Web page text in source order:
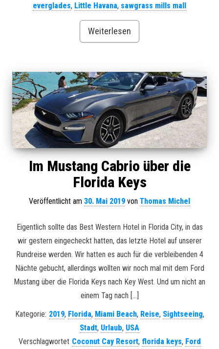
everglades, Little Havana, sawgrass mills mall
Weiterlesen
Im Mustang Cabrio über die
Florida Keys
Veröffentlicht am 30. Mai 2019 von Thomas Michel
Eigentlich sollte das Best Western Hotel in Florida City, in das
wir gestern eingecheckt hatten, das letzte Hotel auf unserer
Rundreise werden. Wir hatten es auch für die verbleibenden 4
Nächte gebucht, allerdings wollten wir noch mal mit dem Ford
Mustang über die Florida Keys nach Key West. Und um nicht an
einem Tag nach […]
Kategorie: 2019, Florida, Miami Beach, Reise, Sightseeing,
Stadt, Urlaub, USA
Verschlagwortet Coconut Cay Resort, florida keys, Ford